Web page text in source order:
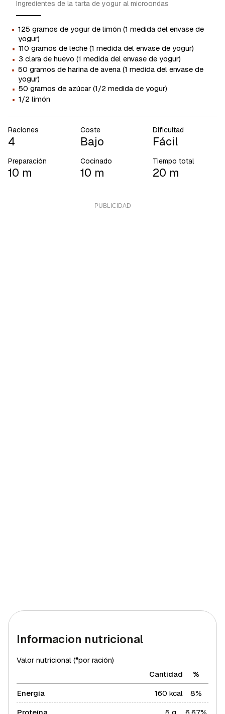
Ingredientes de la tarta de yogur al microondas
· 125 gramos de yogur de limón (1 medida del envase de
yogur)
· 110 gramos de leche (1 medida del envase de yogur)
· 3 clara de huevo (1 medida del envase de yogur)
· 50 gramos de harina de avena (1 medida del envase de
yogur)
· 50 gramos de azúcar (1/2 medida de yogur)
· 1/2 limón
Raciones
4
Coste
Bajo
Dificultad
Fácil
Preparación
10 m
Cocinado
10 m
Tiempo total
20 m
Informacion nutricional
Valor nutricional (*por ración)
Cantidad
%
Energía
160 kcal
8%